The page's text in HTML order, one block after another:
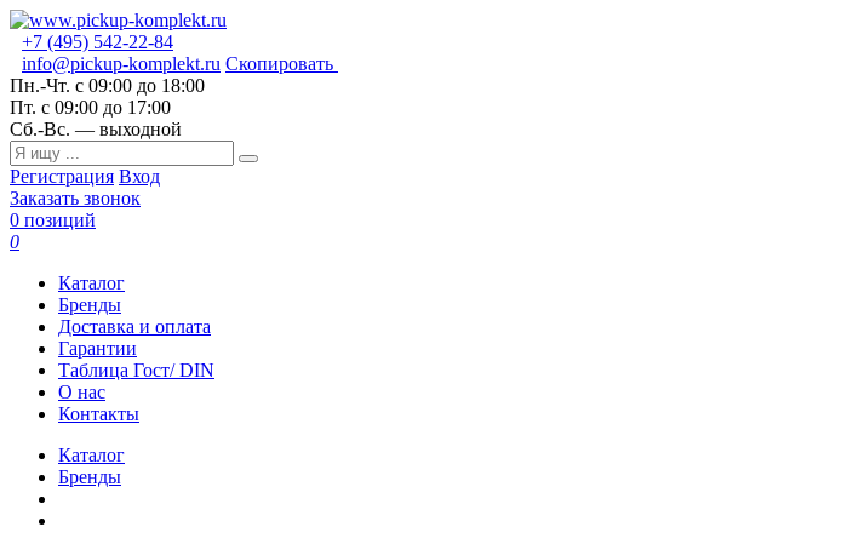
+7 (495) 542-22-84
info@pickup-komplekt.ru Скопировать
Пн.-Чт. с 09:00 до 18:00
Пт. с 09:00 до 17:00
Сб.-Вс. — выходной
Регистрация Вход
Заказать звонок
0 позиций
0
Каталог
Бренды
Доставка и оплата
Гарантии
Таблица Гост/ DIN
О нас
Контакты
Каталог
Бренды